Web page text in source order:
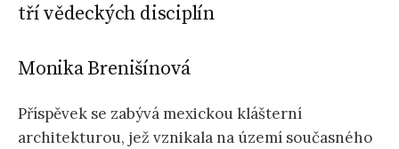
tří vědeckých disciplín
Monika Brenišínová
Příspěvek se zabývá mexickou klášterní
architekturou, jež vznikala na území současného